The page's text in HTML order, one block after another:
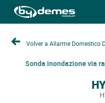
Volver a Allarme Domestico
Sonda inondazione via